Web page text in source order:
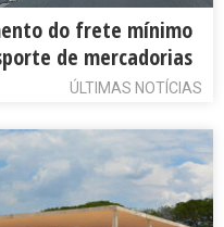
do frete mínimo
de mercadorias
ÚLTIMAS NOTÍCIAS